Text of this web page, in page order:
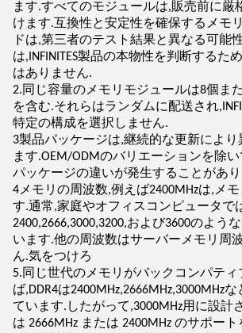
ます.すべてのモジュールは,販売前に厳
けます.互換性と安定性を確保するメモ
ドは,第三者のテスト結果と異なる可能
は,INFINITES製品の本物性を判断するた
はありません.
2.同じ容量のメモリモジュールは8個ま
を含む.それらはランダムに配送され
特定の構成を選択しません.
3製品パッケージは,継続的な更新により
ます.OEM/ODMのバリエーションを除
パッケージの違いが発生することがあ
4メモリの周波数,例えば2400MHzは,メ
す.通常,家庭やオフィスコンピュータで
2400,2666,3000,3200,および3600のよう
います.他の周波数はサーバーメモリ周
ん.気をつけろ
5.同じ世代のメモリがバックコンパティ
ば,DDR4は2400MHz,2666MHz,3000MHz
ています.したがって,3000MHz用に設計
は 2666MHz または 2400MHz のサポー